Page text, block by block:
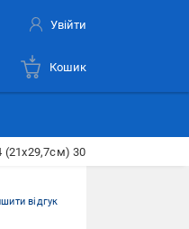
Увійти
Кошик
300г/м2 Heyda
відгук